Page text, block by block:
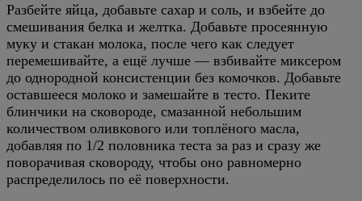
Разбейте яйца, добавьте сахар и соль, и взбейте до
смешивания белка и желтка. Добавьте просеянную
муку и стакан молока, после чего как следует
перемешивайте, а ещё лучше — взбивайте миксером
до однородной консистенции без комочков. Добавьте
оставшееся молоко и замешайте в тесто. Пеките
блинчики на сковороде, смазанной небольшим
количеством оливкового или топлёного масла,
добавляя по 1/2 половника теста за раз и сразу же
поворачивая сковороду, чтобы оно равномерно
распределилось по её поверхности.